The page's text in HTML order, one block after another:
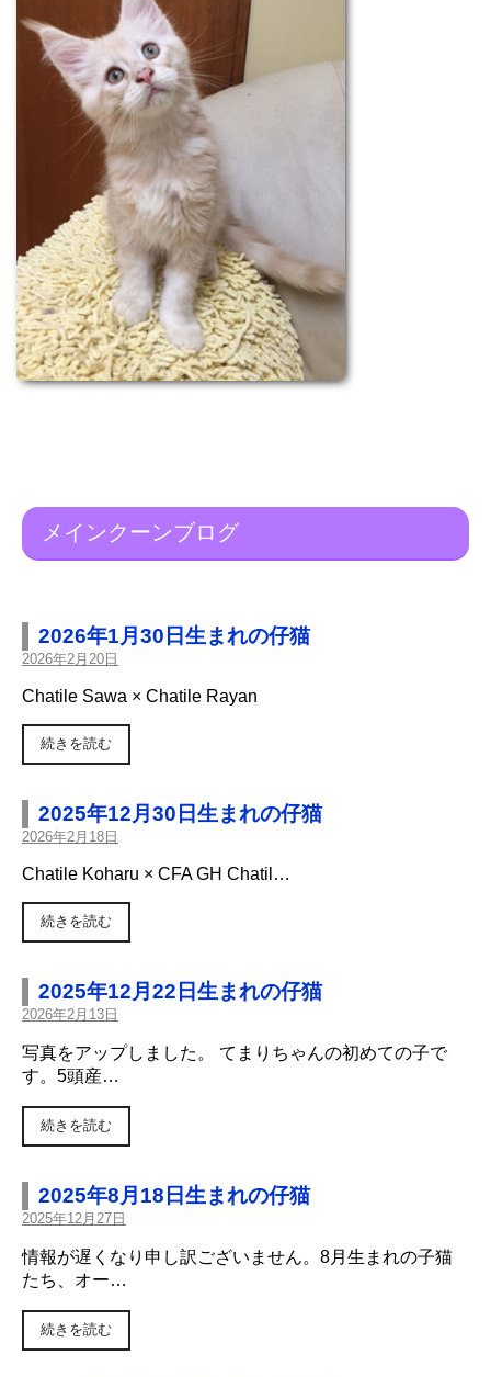
メインクーンブログ
2026年1月30日生まれの仔猫
2026年2月20日
Chatile Sawa × Chatile Rayan
続きを読む
2025年12月30日生まれの仔猫
2026年2月18日
Chatile Koharu × CFA GH Chatil…
続きを読む
2025年12月22日生まれの仔猫
2026年2月13日
写真をアップしました。 てまりちゃんの初めての子で
す。5頭産…
続きを読む
2025年8月18日生まれの仔猫
2025年12月27日
情報が遅くなり申し訳ございません。8月生まれの子猫
たち、オー…
続きを読む